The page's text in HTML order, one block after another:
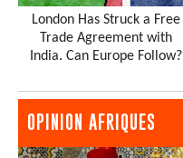
London Has Struck a Free
Trade Agreement with
India. Can Europe Follow?
OPINION AFRIQUES